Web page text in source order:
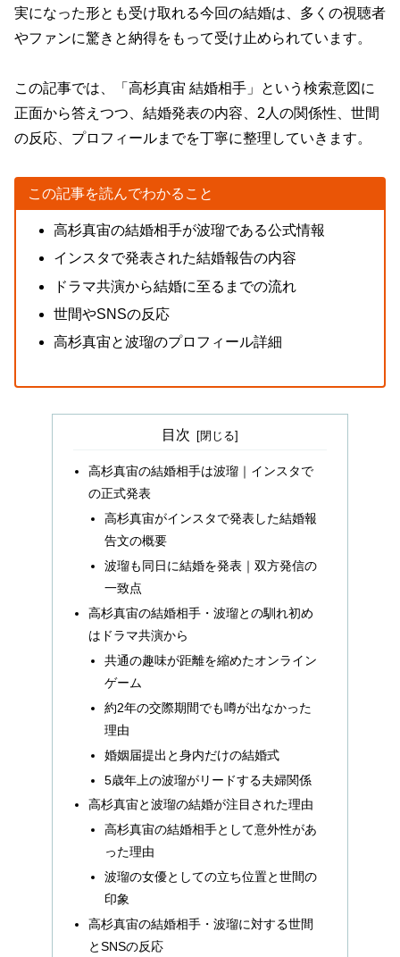
実になった形とも受け取れる今回の結婚は、多くの視聴者
やファンに驚きと納得をもって受け止められています。
この記事では、「高杉真宙 結婚相手」という検索意図に
正面から答えつつ、結婚発表の内容、2人の関係性、世間
の反応、プロフィールまでを丁寧に整理していきます。
この記事を読んでわかること
高杉真宙の結婚相手が波瑠である公式情報
インスタで発表された結婚報告の内容
ドラマ共演から結婚に至るまでの流れ
世間やSNSの反応
高杉真宙と波瑠のプロフィール詳細
目次
高杉真宙の結婚相手は波瑠｜インスタで
の正式発表
高杉真宙がインスタで発表した結婚報
告文の概要
波瑠も同日に結婚を発表｜双方発信の
一致点
高杉真宙の結婚相手・波瑠との馴れ初め
はドラマ共演から
共通の趣味が距離を縮めたオンライン
ゲーム
約2年の交際期間でも噂が出なかった
理由
婚姻届提出と身内だけの結婚式
5歳年上の波瑠がリードする夫婦関係
高杉真宙と波瑠の結婚が注目された理由
高杉真宙の結婚相手として意外性があ
った理由
波瑠の女優としての立ち位置と世間の
印象
高杉真宙の結婚相手・波瑠に対する世間
とSNSの反応